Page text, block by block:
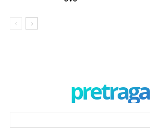
pretraga